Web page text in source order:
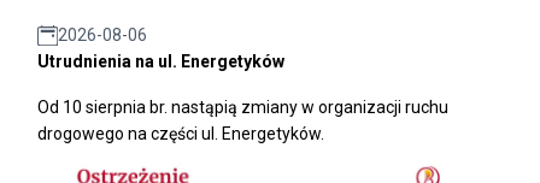
2026-08-06
Utrudnienia na ul. Energetyków
Od 10 sierpnia br. nastąpią zmiany w organizacji ruchu
drogowego na części ul. Energetyków.